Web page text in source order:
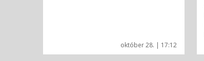
október 28. | 17:12